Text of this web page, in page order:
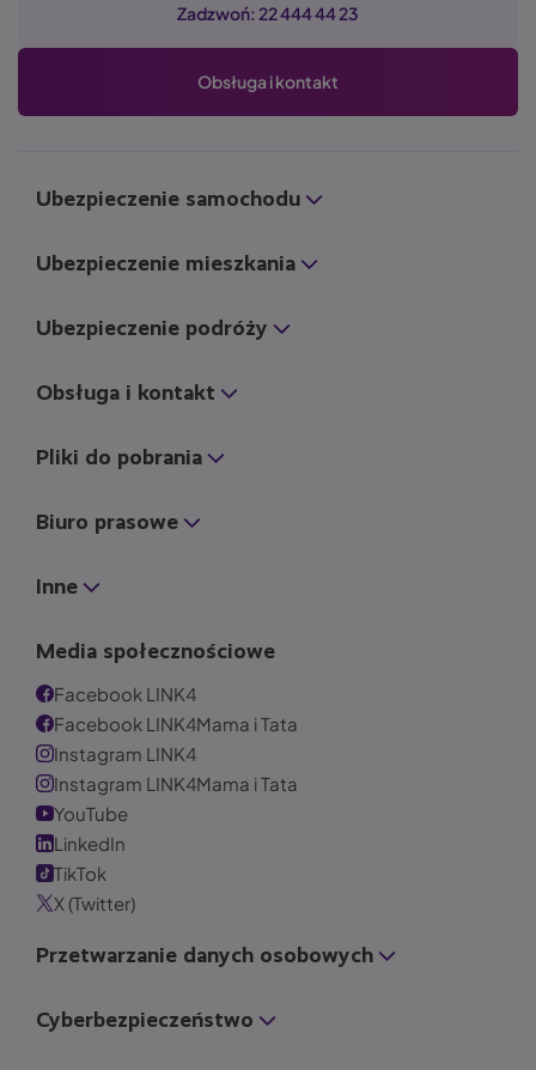
Zadzwoń: 22 444 44 23
Obsługa i kontakt
Ubezpieczenie samochodu
Ubezpieczenie mieszkania
Ubezpieczenie podróży
Obsługa i kontakt
Pliki do pobrania
Biuro prasowe
Inne
Media społecznościowe
Facebook LINK4
Facebook LINK4Mama i Tata
Instagram LINK4
Instagram LINK4Mama i Tata
YouTube
LinkedIn
TikTok
X (Twitter)
Przetwarzanie danych osobowych
Cyberbezpieczeństwo